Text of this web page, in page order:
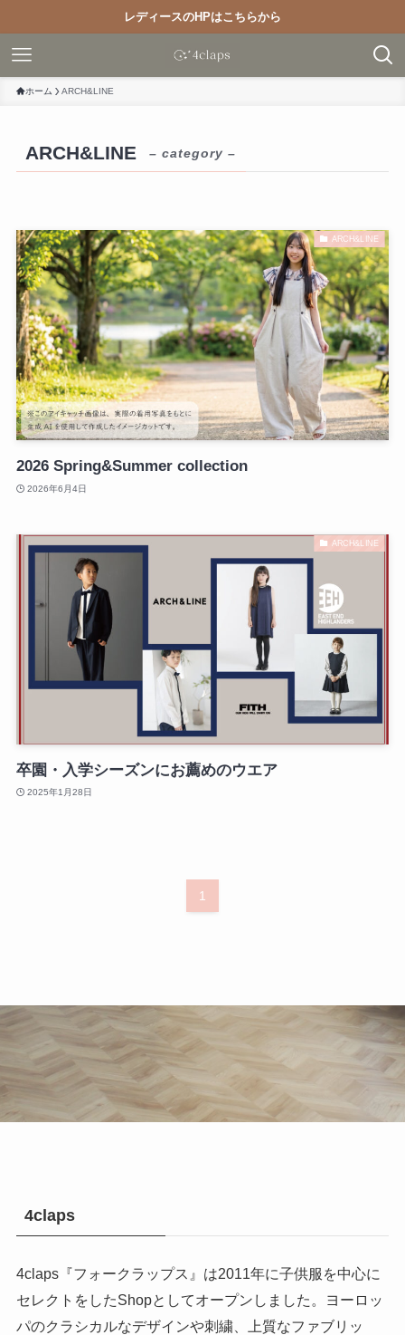
レディースのHPはこちらから
ホーム ARCH&LINE
ARCH&LINE – category –
ARCH&LINE
2026 Spring&Summer collection
2026年6月4日
ARCH&LINE
卒園・入学シーズンにお薦めのウエア
2025年1月28日
1
4claps
4claps『フォークラップス』は2011年に子供服を中心に
セレクトをしたShopとしてオープンしました。ヨーロッ
パのクラシカルなデザインや刺繍、上質なファブリッ